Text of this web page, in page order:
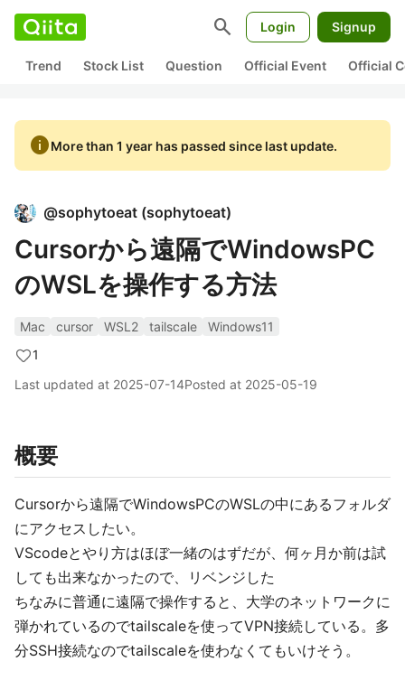
search Login Signup
Trend Stock List Question Official Event Official
infoMore than 1 year has passed since last update.
@sophytoeat (sophytoeat)
Cursorから遠隔でWindowsPC
のWSLを操作する方法
Mac cursor WSL2 tailscale
Windows11
1
Last updated at 2025-07-14Posted at 2025-05-19
概要
Cursorから遠隔でWindowsPCのWSLの中にあるフォルダ
にアクセスしたい。
VScodeとやり方はほぼ一緒のはずだが、何ヶ月か前は試
しても出来なかったので、リベンジした
ちなみに普通に遠隔で操作すると、大学のネットワークに
弾かれているのでtailscaleを使ってVPN接続している。多
分SSH接続なのでtailscaleを使わなくてもいけそう。